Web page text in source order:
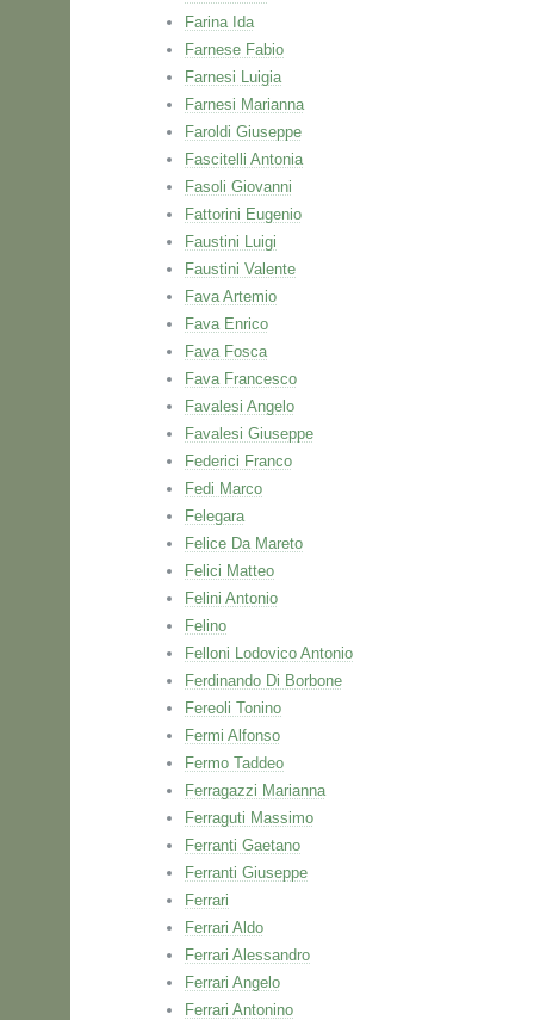
Farina Ida
Farnese Fabio
Farnesi Luigia
Farnesi Marianna
Faroldi Giuseppe
Fascitelli Antonia
Fasoli Giovanni
Fattorini Eugenio
Faustini Luigi
Faustini Valente
Fava Artemio
Fava Enrico
Fava Fosca
Fava Francesco
Favalesi Angelo
Favalesi Giuseppe
Federici Franco
Fedi Marco
Felegara
Felice Da Mareto
Felici Matteo
Felini Antonio
Felino
Felloni Lodovico Antonio
Ferdinando Di Borbone
Fereoli Tonino
Fermi Alfonso
Fermo Taddeo
Ferragazzi Marianna
Ferraguti Massimo
Ferranti Gaetano
Ferranti Giuseppe
Ferrari
Ferrari Aldo
Ferrari Alessandro
Ferrari Angelo
Ferrari Antonino